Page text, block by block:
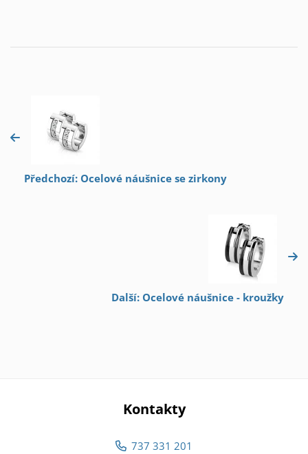
Předchozí: Ocelové náušnice se zirkony
Další: Ocelové náušnice - kroužky
Kontakty
737 331 201